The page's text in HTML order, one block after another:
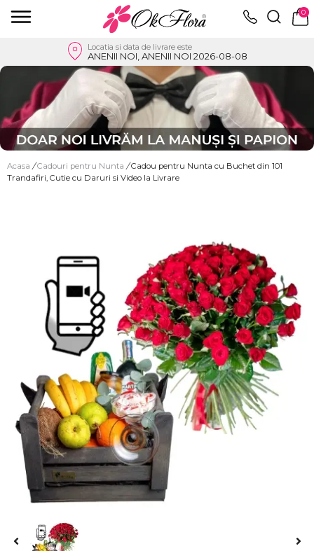
0
Locatia si data de livrare este
ANENII NOI, ANENII NOI 2026-08-08
Acasa / Cadouri pentru Nunta / Cadou pentru Nunta cu Buchet din 101
Trandafiri, Cutie cu Daruri si Video la Livrare